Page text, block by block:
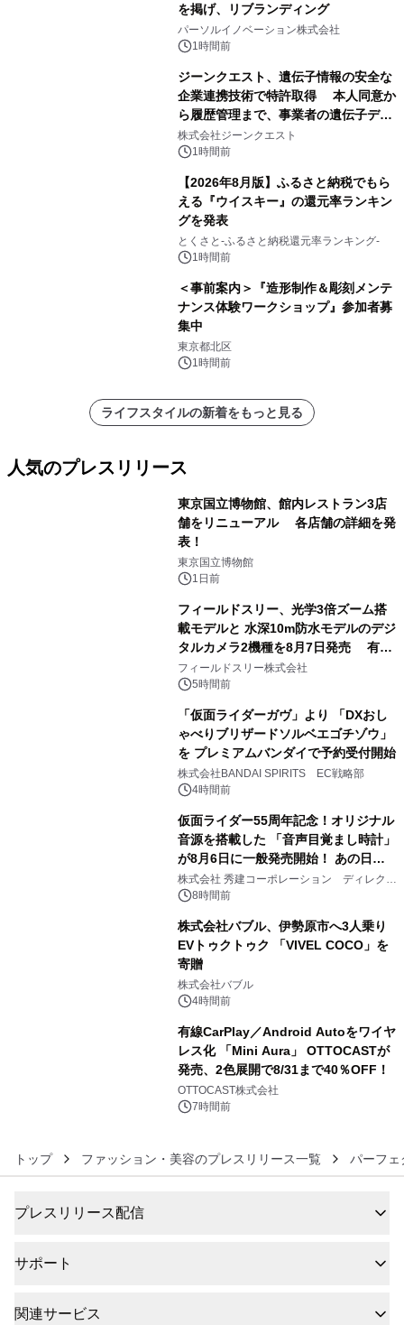
を掲げ、リブランディング
パーソルイノベーション株式会社
1時間前
ジーンクエスト、遺伝子情報の安全な
企業連携技術で特許取得 本人同意か
ら履歴管理まで、事業者の遺伝子デー
タ活用を支援
株式会社ジーンクエスト
1時間前
【2026年8月版】ふるさと納税でもら
える『ウイスキー』の還元率ランキン
グを発表
とくさと-ふるさと納税還元率ランキング-
1時間前
＜事前案内＞『造形制作＆彫刻メンテ
ナンス体験ワークショップ』参加者募
集中
東京都北区
1時間前
ライフスタイルの新着をもっと見る
人気のプレスリリース
東京国立博物館、館内レストラン3店
舗をリニューアル 各店舗の詳細を発
表！
東京国立博物館
1日前
フィールドスリー、光学3倍ズーム搭
載モデルと 水深10m防水モデルのデジ
タルカメラ2機種を8月7日発売 有効
約1300万画素、用途別に選べるコンデ
ジ新登場
フィールドスリー株式会社
5時間前
「仮面ライダーガヴ」より 「DXおし
ゃべりブリザードソルベエゴチゾウ」
を プレミアムバンダイで予約受付開始
株式会社BANDAI SPIRITS EC戦略部
4時間前
仮面ライダー55周年記念！オリジナル
音源を搭載した 「音声目覚まし時計」
が8月6日に一般発売開始！ あの日の
大興奮が今甦る
株式会社 秀建コーポレーション ディレクト
アートギャラリー
8時間前
株式会社バブル、伊勢原市へ3人乗り
EVトゥクトゥク 「VIVEL COCO」を
寄贈
株式会社バブル
4時間前
有線CarPlay／Android Autoをワイヤ
レス化 「Mini Aura」 OTTOCASTが
発売、2色展開で8/31まで40％OFF！
OTTOCAST株式会社
7時間前
トップ ファッション・美容のプレスリリース一覧 パーフェ
プレスリリース配信
サポート
関連サービス